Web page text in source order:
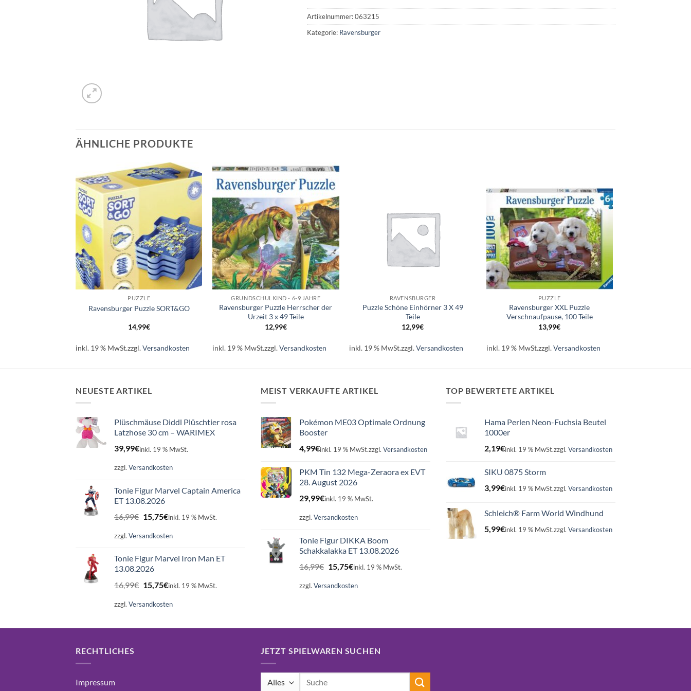
Artikelnummer:063215
Kategorie: Ravensburger
ÄHNLICHE PRODUKTE
Auf die
Wunschliste
+
PUZZLE
Ravensburger Puzzle SORT&GO
14,99€
inkl. 19 % MwSt.zzgl.Versandkosten
Auf die
Wunschliste
+
GRUNDSCHULKIND - 6-9 JAHRE
Ravensburger Puzzle Herrscher der
Urzeit 3 x 49 Teile
12,99€
inkl. 19 % MwSt.zzgl.Versandkosten
RAVENSBURGER
Puzzle Schöne Einhörner 3 X 49
Teile
12,99€
inkl. 19 % MwSt.zzgl.Versandkosten
Auf die
Wunschliste
+
PUZZLE
Ravensburger XXL Puzzle
Verschnaufpause, 100 Teile
13,99€
inkl. 19 % MwSt.zzgl.Versandkosten
NEUESTE ARTIKEL
Plüschmäuse Diddl Plüschtier rosa
Latzhose 30 cm – WARIMEX
39,99€inkl. 19 % MwSt.
zzgl. Versandkosten
Tonie Figur Marvel Captain America
ET 13.08.2026
16,99€ Ursprünglicher
Preis
war:
15,75€Aktueller
ist:
inkl. 19 % MwSt.
zzgl. Versandkosten
Tonie Figur Marvel Iron Man ET
13.08.2026
16,99€ Ursprünglicher
Preis
war:
15,75€Aktueller
ist:
inkl. 19 % MwSt.
zzgl. Versandkosten
MEIST VERKAUFTE ARTIKEL
Pokémon ME03 Optimale Ordnung
Booster
4,99€inkl. 19 % MwSt.zzgl. Versandkosten
PKM Tin 132 Mega-Zeraora ex EVT
28. August 2026
29,99€inkl. 19 % MwSt.
zzgl. Versandkosten
Tonie Figur DIKKA Boom
Schakkalakka ET 13.08.2026
16,99€ Ursprünglicher
Preis
war:
15,75€Aktueller
ist:
inkl. 19 % MwSt.
zzgl. Versandkosten
TOP BEWERTETE ARTIKEL
Hama Perlen Neon-Fuchsia Beutel
1000er
2,19€inkl. 19 % MwSt.zzgl. Versandkosten
SIKU 0875 Storm
3,99€inkl. 19 % MwSt.zzgl. Versandkosten
Schleich® Farm World Windhund
5,99€inkl. 19 % MwSt.zzgl. Versandkosten
RECHTLICHES
Impressum
JETZT SPIELWAREN SUCHEN
Suchen